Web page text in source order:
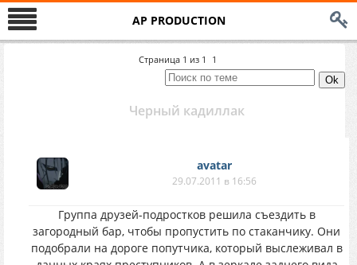
AP PRODUCTION
Страница 1 из 1 1
Черный кадиллак
avatar
29.07.2011 в 16:56
Группа друзей-подростков решила съездить в
загородный бар, чтобы пропустить по стаканчику. Они
подобрали на дороге попутчика, который выслеживал в